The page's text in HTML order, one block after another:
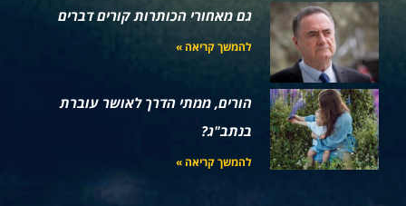
גם מאחורי הכותרות קורים דברים
להמשך קריאה »
הורים, ממתי הדרך לאושר עוברת
בנתב"ג?
להמשך קריאה »